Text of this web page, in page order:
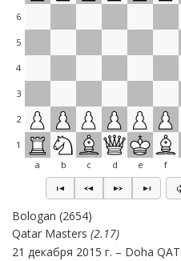
6
5
4
3
2
1
a
b c d e f
Bologan 2654
Qatar Masters 2.17
21 декабря 2015 г.
Doha QAT